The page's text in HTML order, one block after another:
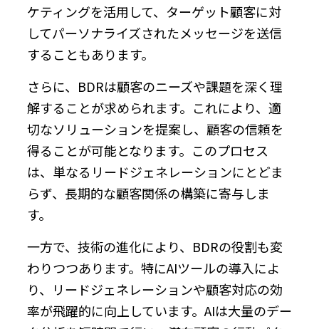
ケティングを活用して、ターゲット顧客に対
してパーソナライズされたメッセージを送信
することもあります。
さらに、BDRは顧客のニーズや課題を深く理
解することが求められます。これにより、適
切なソリューションを提案し、顧客の信頼を
得ることが可能となります。このプロセス
は、単なるリードジェネレーションにとどま
らず、長期的な顧客関係の構築に寄与しま
す。
一方で、技術の進化により、BDRの役割も変
わりつつあります。特にAIツールの導入によ
り、リードジェネレーションや顧客対応の効
率が飛躍的に向上しています。AIは大量のデー